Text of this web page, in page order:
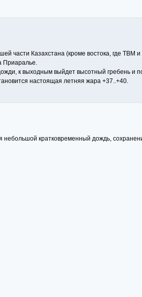
части Казахстана (кроме востока, где
Приаралье.
к выходным выйдет высотный гребень и
настоящая летняя жара +37..+40.
кратковременный дождь,